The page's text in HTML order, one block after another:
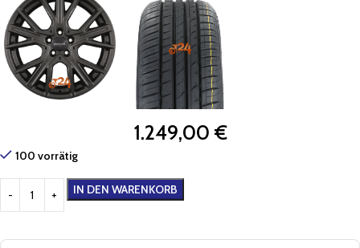
1.249,00 €
100 vorrätig
IN DEN WARENKORB